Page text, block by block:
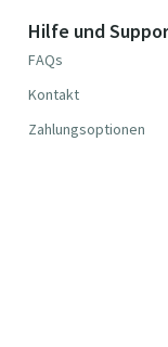
Hilfe und
FAQs
Kontakt
Zahlungsoptionen